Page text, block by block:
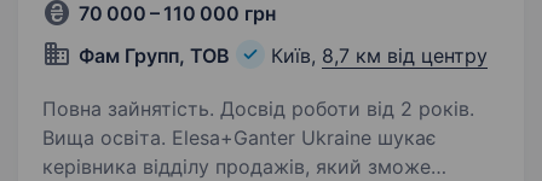
70 000 – 110 000 грн
Фам Групп, ТОВ
Київ, 8,7 км від центру
Повна зайнятість. Досвід роботи від 2 років.
Вища освіта. Elesa+Ganter Ukraine шукає
керівника відділу продажів, який зможе